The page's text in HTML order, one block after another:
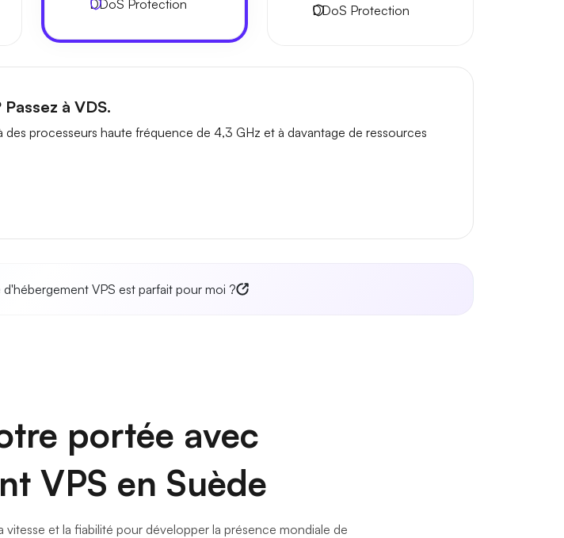
DDoS Protection
DDoS Protection
à VDS.
processeurs haute fréquence de 4,3 GHz et à davantage de ressources
VPS est parfait pour moi ?
portée avec
VPS en Suède
et la fiabilité pour développer la présence mondiale de